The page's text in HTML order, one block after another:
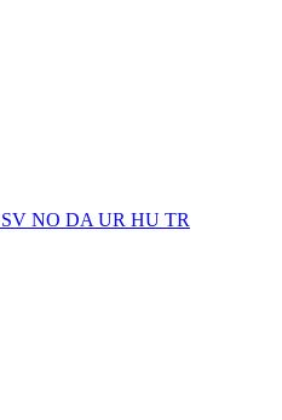
SV NO DA UR HU TR